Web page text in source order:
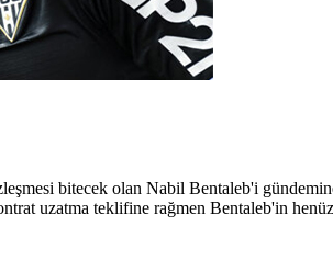
bitecek olan Nabil Bentaleb'i
uzatma teklifine rağmen Bentaleb'in